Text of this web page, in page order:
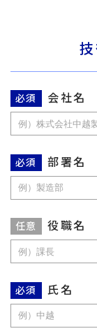
必須 会社名
必須 部署名
任意 役職名
必須 氏名